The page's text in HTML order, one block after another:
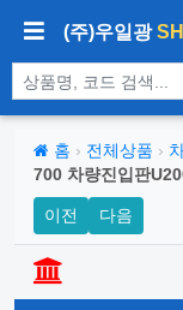
(주)우일광
상품 검색
홈 › 전체상품 ›
700 차량진입판
이전 다음